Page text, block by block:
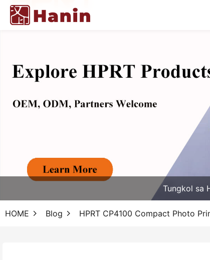
Tungkol sa
HOME Blog HPRT CP4100 Compact Photo